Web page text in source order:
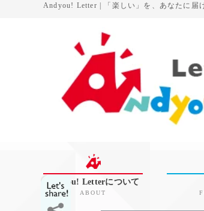
Andyou! Letter | 「楽しい」を、あなたに届
Andyou! Letterについて
ABOUT